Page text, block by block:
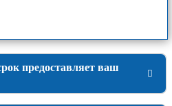
предоставляет ваш